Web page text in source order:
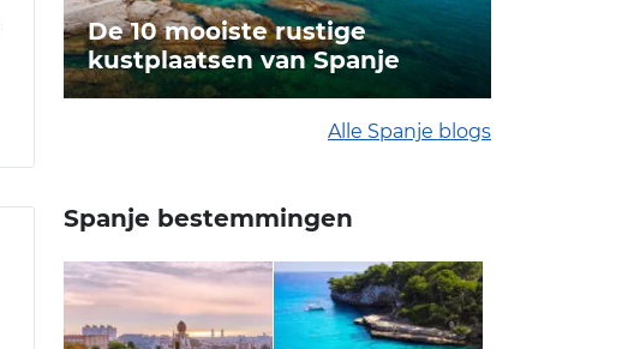
De 10 mooiste rustige
kustplaatsen van Spanje
Alle Spanje blogs
Spanje bestemmingen